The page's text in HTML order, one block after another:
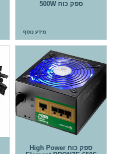
ספק כוח 500W
מידע נוסף
ספק כוח High Power